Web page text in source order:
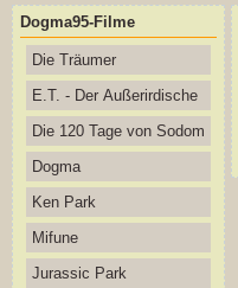
Dogma95-Filme
Die Träumer
E.T. - Der Außerirdische
Die 120 Tage von Sodom
Dogma
Ken Park
Mifune
Jurassic Park